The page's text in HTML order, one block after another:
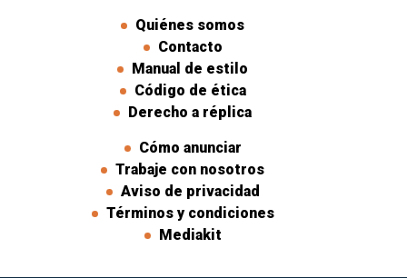
Quiénes somos
Contacto
Manual de estilo
Código de ética
Derecho a réplica
Cómo anunciar
Trabaje con nosotros
Aviso de privacidad
Términos y condiciones
Mediakit